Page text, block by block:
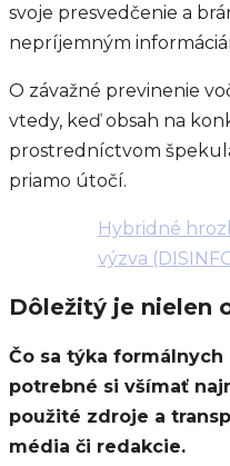
svoje presvedčenie a
nepríjemným
O závažné previnenie
vtedy, keď obsah na
prostredníctvom
priamo útočí.
Hybridné
výzva
Dôležitý je nielen
Čo sa týka
potrebné si všímať
použité zdroje a
média či redakcie.